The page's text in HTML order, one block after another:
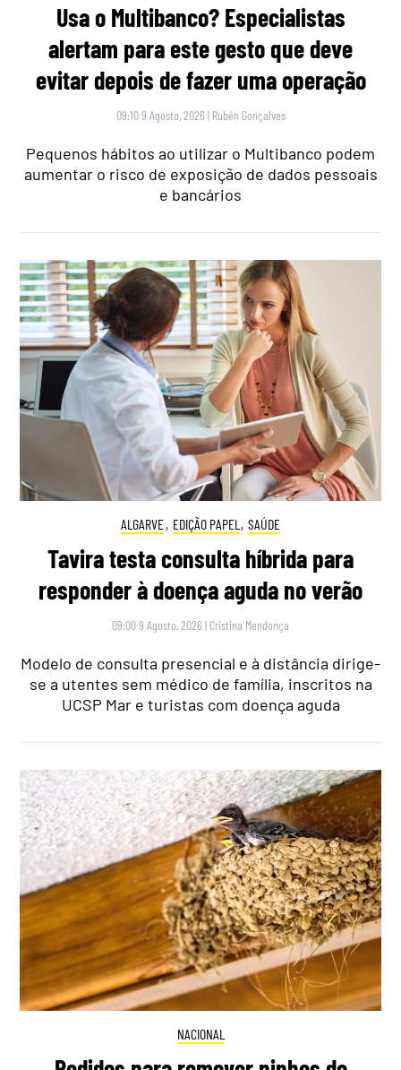
Usa o Multibanco? Especialistas
alertam para este gesto que deve
evitar depois de fazer uma operação
09:10 9 Agosto, 2026 | Rubén Gonçalves
Pequenos hábitos ao utilizar o Multibanco podem
aumentar o risco de exposição de dados pessoais
e bancários
ALGARVE, EDIÇÃO PAPEL , SAÚDE
Tavira testa consulta híbrida para
responder à doença aguda no verão
09:00 9 Agosto, 2026 | Cristina Mendonça
Modelo de consulta presencial e à distância dirige-
se a utentes sem médico de família, inscritos na
UCSP Mar e turistas com doença aguda
NACIONAL